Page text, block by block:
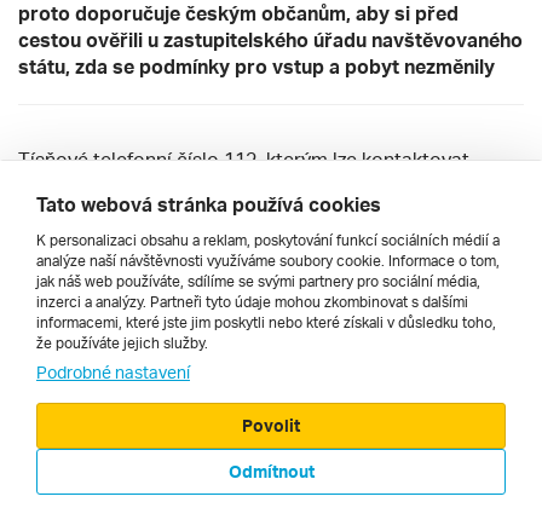
proto doporučuje českým občanům, aby si před
cestou ověřili u zastupitelského úřadu navštěvovaného
státu, zda se podmínky pro vstup a pobyt nezměnily
Tísňové telefonní číslo 112, kterým lze kontaktovat
pohotovostní služby. Je funkční 24 hodin denně po celý
rok.
Občanská garda (Guardia Civil): 062
Národní policie (Policía Nacional): 091
Záchranná služba (Samur): 092
(Mezinárodní volací znak Španělska je: 34)
převzato z databáze Informace pro turistické cesty
konzulárního odboru MZV
Tato webová stránka používá cookies
K personalizaci obsahu a reklam, poskytování funkcí sociálních médií a
analýze naší návštěvnosti využíváme soubory cookie. Informace o tom,
jak náš web používáte, sdílíme se svými partnery pro sociální média,
inzerci a analýzy. Partneři tyto údaje mohou zkombinovat s dalšími
informacemi, které jste jim poskytli nebo které získali v důsledku toho,
že používáte jejich služby.
Podrobné nastavení
Odmítnout
Povolit